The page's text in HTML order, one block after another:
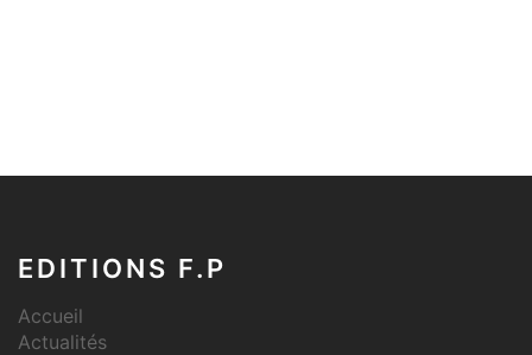
EDITIONS F.P
Accueil
Actualités